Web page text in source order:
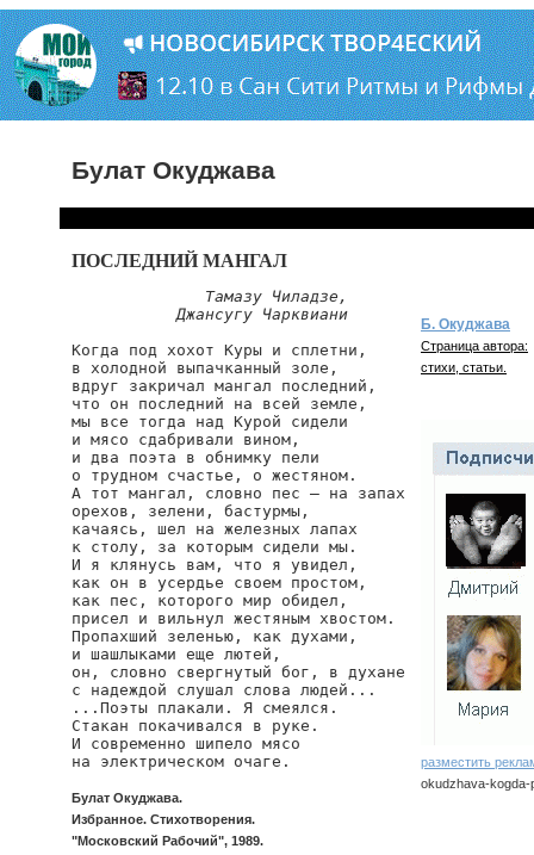
Булат Окуджава
ПОСЛЕДНИЙ МАНГАЛ
Тамазу Чиладзе,
           Джансугу Чарквиани
Когда под хохот Куры и сплетни,
в холодной выпачканный золе,
вдруг закричал мангал последний,
что он последний на всей земле,
мы все тогда над Курой сидели
и мясо сдабривали вином,
и два поэта в обнимку пели
о трудном счастье, о жестяном.
А тот мангал, словно пес — на запах
орехов, зелени, бастурмы,
качаясь, шел на железных лапах
к столу, за которым сидели мы.
И я клянусь вам, что я увидел,
как он в усердье своем простом,
как пес, которого мир обидел,
присел и вильнул жестяным хвостом.
Пропахший зеленью, как духами,
и шашлыками еще лютей,
он, словно свергнутый бог, в духане
с надеждой слушал слова людей...
...Поэты плакали. Я смеялся.
Стакан покачивался в руке.
И современно шипело мясо
на электрическом очаге.
Булат Окуджава.
Избранное. Стихотворения.
"Московский Рабочий", 1989.
Б. Окуджава
Страница автора:
стихи, статьи.
разместить
okudzhava-kogda-